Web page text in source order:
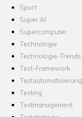
Sport
Super AI
Supercomputer
Technologie
Technologie-Trends
Test-Framework
Testautomatisierung
Testing
Testmanagement